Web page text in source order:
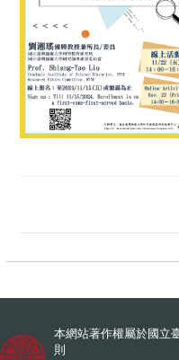
本網站著作權屬於國
則